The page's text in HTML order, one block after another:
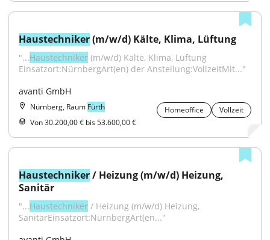
Haustechniker (m/w/d) Kälte, Klima, Lüftung
"...Haustechniker (m/w/d) Kälte, Klima, Lüftung
Einsatzort:NürnbergArt(en) der Anstellung:VollzeitMit..."
avanti GmbH
Nürnberg, Raum Fürth Homeoffice
Vollzeit
Von 30.200,00 € bis 53.600,00 €
Haustechniker / Heizung (m/w/d) Heizung,
Sanitär
"...Haustechniker / Heizung (m/w/d) Heizung,
SanitärEinsatzort:NürnbergArt(en..."